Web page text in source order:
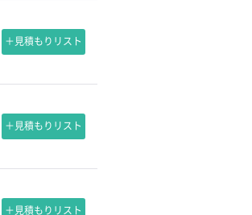
＋見積もりリスト
＋見積もりリスト
＋見積もりリスト